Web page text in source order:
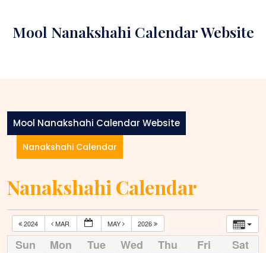
contentMool Nanakshahi Calendar Website
Mool Nanakshahi Calendar Website
Nanakshahi Calendar
Nanakshahi Calendar
2024 MAR MAY 2026
Sun Mon Tue Wed Thu Fri Sat